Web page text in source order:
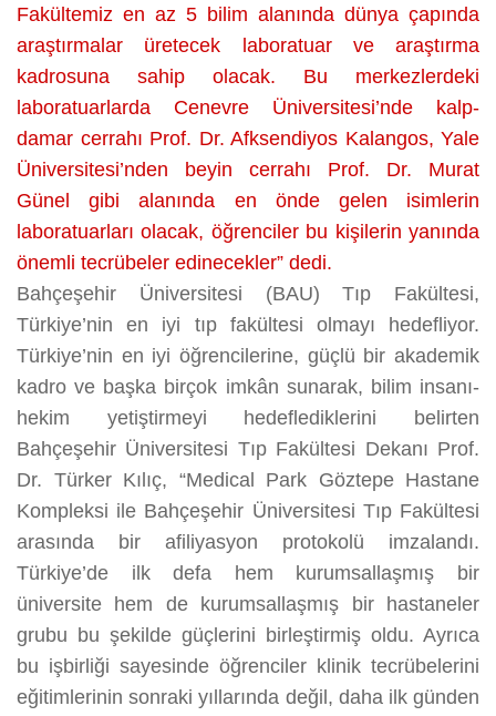
Fakültemiz en az 5 bilim alanında dünya çapında
araştırmalar üretecek laboratuar ve araştırma
kadrosuna sahip olacak. Bu merkezlerdeki
laboratuarlarda Cenevre Üniversitesi’nde kalp-
damar cerrahı Prof. Dr. Afksendiyos Kalangos, Yale
Üniversitesi’nden beyin cerrahı Prof. Dr. Murat
Günel gibi alanında en önde gelen isimlerin
laboratuarları olacak, öğrenciler bu kişilerin yanında
önemli tecrübeler edinecekler” dedi.
Bahçeşehir Üniversitesi (BAU) Tıp Fakültesi,
Türkiye’nin en iyi tıp fakültesi olmayı hedefliyor.
Türkiye’nin en iyi öğrencilerine, güçlü bir akademik
kadro ve başka birçok imkân sunarak, bilim insanı-
hekim yetiştirmeyi hedeflediklerini belirten
Bahçeşehir Üniversitesi Tıp Fakültesi Dekanı Prof.
Dr. Türker Kılıç, “Medical Park Göztepe Hastane
Kompleksi ile Bahçeşehir Üniversitesi Tıp Fakültesi
arasında bir afiliyasyon protokolü imzalandı.
Türkiye’de ilk defa hem kurumsallaşmış bir
üniversite hem de kurumsallaşmış bir hastaneler
grubu bu şekilde güçlerini birleştirmiş oldu. Ayrıca
bu işbirliği sayesinde öğrenciler klinik tecrübelerini
eğitimlerinin sonraki yıllarında değil, daha ilk günden